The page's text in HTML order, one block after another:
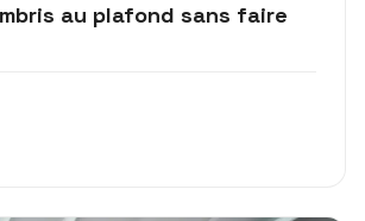
au plafond sans faire